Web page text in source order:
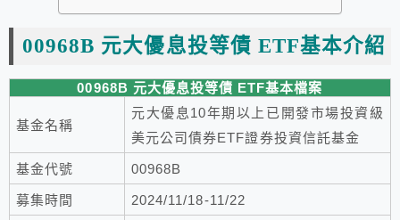
00968B 元大優息投等債 ETF基本介紹
00968B 元大優息投等債 ETF基本檔案
基金名稱
元大優息10年期以上已開發市場投資級
美元公司債券ETF證券投資信託基金
基金代號 00968B
募集時間 2024/11/18-11/22